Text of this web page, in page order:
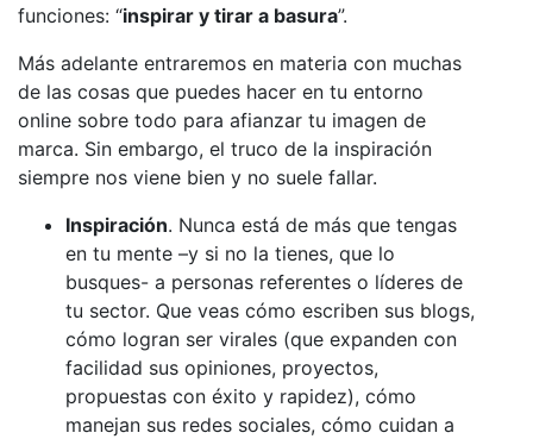
funciones: “inspirar y tirar a basura”.
Más adelante entraremos en materia con muchas
de las cosas que puedes hacer en tu entorno
online sobre todo para afianzar tu imagen de
marca. Sin embargo, el truco de la inspiración
siempre nos viene bien y no suele fallar.
Inspiración. Nunca está de más que tengas
en tu mente –y si no la tienes, que lo
busques- a personas referentes o líderes de
tu sector. Que veas cómo escriben sus blogs,
cómo logran ser virales (que expanden con
facilidad sus opiniones, proyectos,
propuestas con éxito y rapidez), cómo
manejan sus redes sociales, cómo cuidan a